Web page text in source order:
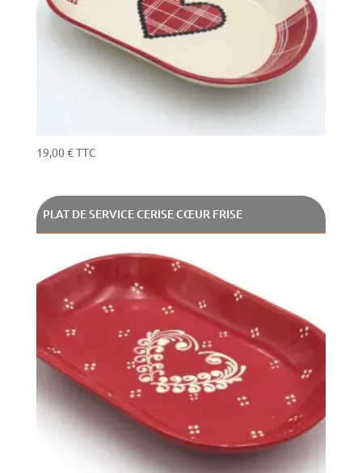
19,00€TTC
PLAT DE SERVICE CERISE CŒUR FRISE